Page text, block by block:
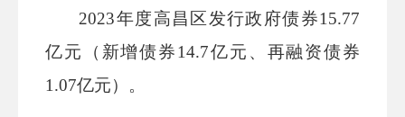
2023年度高昌区 发行政府债券15.77
亿元（新增债券14.7亿元、再融资债券
1.07亿元）。